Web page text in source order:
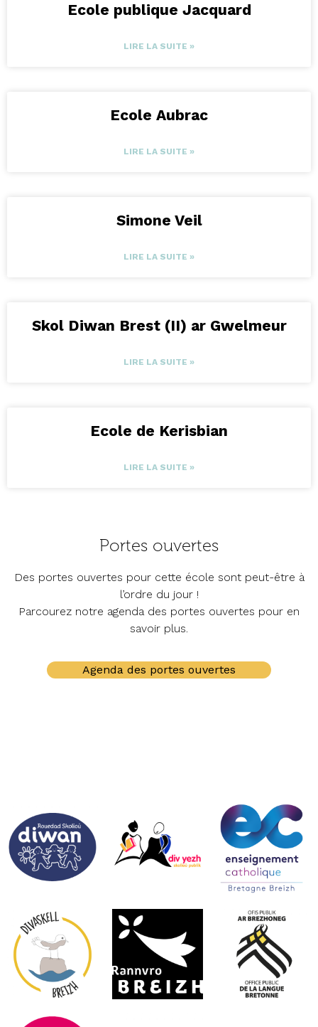
Ecole publique Jacquard
LIRE LA SUITE »
Ecole Aubrac
LIRE LA SUITE »
Simone Veil
LIRE LA SUITE »
Skol Diwan Brest (II) ar Gwelmeur
LIRE LA SUITE »
Ecole de Kerisbian
LIRE LA SUITE »
Portes ouvertes
Des portes ouvertes pour cette école sont peut-être à
l’ordre du jour !
Parcourez notre agenda des portes ouvertes pour en
savoir plus.
Agenda des portes ouvertes